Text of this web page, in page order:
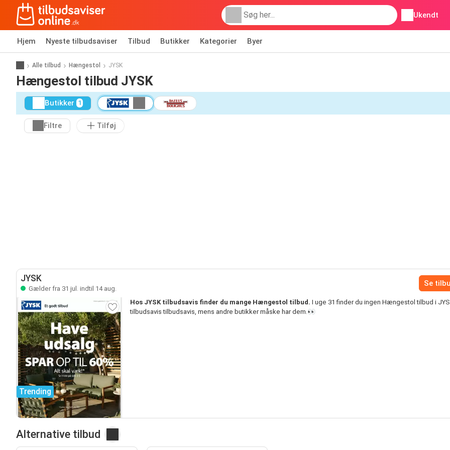
Ukendt
Hjem Nyeste tilbudsaviser Tilbud Butikker Kategorier Byer
Alle tilbud Hængestol JYSK
Hængestol tilbud JYSK
Butikker 1
Filtre Tilføj
JYSK
Gælder fra 31 jul. indtil 14 aug.
Se
Trending
Hos JYSK tilbudsavis finder du mange Hængestol tilbud. I uge 31 finder du ingen Hængestol tilbud i
tilbudsavis tilbudsavis, mens andre butikker måske har dem.👀
Alternative tilbud